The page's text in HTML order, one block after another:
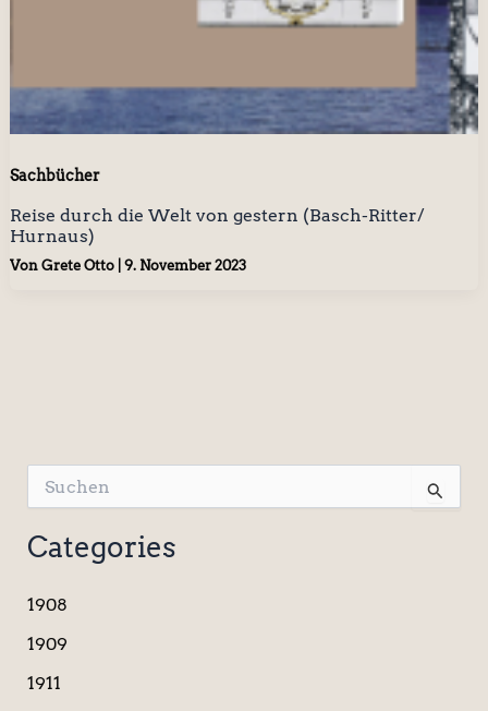
Sachbücher
Reise durch die Welt von gestern (Basch-Ritter/
Hurnaus)
Von Grete Otto 9. November 2023
u
c
h
n
a
h
Categories
1908
1909
1911